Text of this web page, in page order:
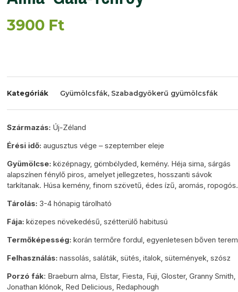
3900 Ft
Kategóriák Gyümölcsfák, Szabadgyökerű gyümölcsfák
Származás: Új-Zéland
Érési idő: augusztus vége – szeptember eleje
Gyümölcse: középnagy, gömbölyded, kemény. Héja sima, sárgás
alapszínen fénylő piros, amelyet jellegzetes, hosszanti sávok
tarkítanak. Húsa kemény, finom szövetű, édes ízű, aromás, ropogós.
Tárolás: 3-4 hónapig tárolható
Fája: közepes növekedésű, szétterülő habitusú
Termőképesség: korán termőre fordul, egyenletesen bőven terem
Felhasználás: nassolás, saláták, sütés, italok, sütemények, szósz
Porzó fák: Braeburn alma, Elstar, Fiesta, Fuji, Gloster, Granny Smith,
Jonathan klónok, Red Delicious, Redaphough